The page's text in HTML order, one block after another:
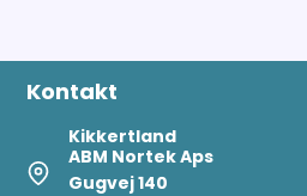
Kontakt
Kikkertland
ABM Nortek Aps
Gugvej 140